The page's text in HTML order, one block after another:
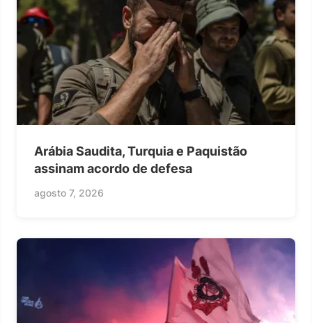
Arábia Saudita, Turquia e Paquistão
assinam acordo de defesa
agosto 7, 2026